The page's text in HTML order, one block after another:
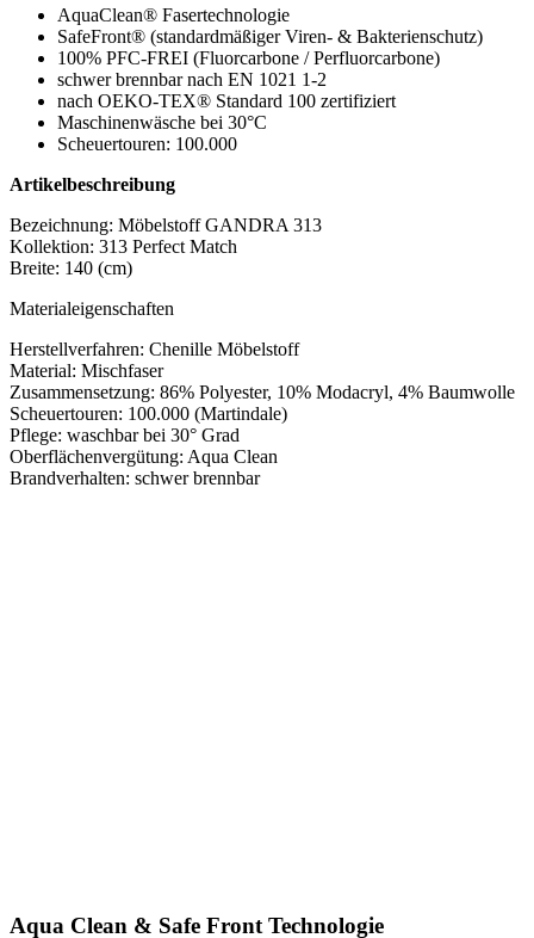
AquaClean® Fasertechnologie
SafeFront® (standardmäßiger Viren- & Bakterienschutz)
100% PFC-FREI (Fluorcarbone / Perfluorcarbone)
schwer brennbar nach EN 1021 1-2
nach OEKO-TEX® Standard 100 zertifiziert
Maschinenwäsche bei 30°C
Scheuertouren: 100.000
Artikelbeschreibung
Bezeichnung: Möbelstoff GANDRA 313
Kollektion: 313 Perfect Match
Breite: 140 (cm)
Materialeigenschaften
Herstellverfahren: Chenille Möbelstoff
Material: Mischfaser
Zusammensetzung: 86% Polyester, 10% Modacryl, 4% Baumwolle
Scheuertouren: 100.000 (Martindale)
Pflege: waschbar bei 30° Grad
Oberflächenvergütung: Aqua Clean
Brandverhalten: schwer brennbar
Aqua Clean & Safe Front Technologie